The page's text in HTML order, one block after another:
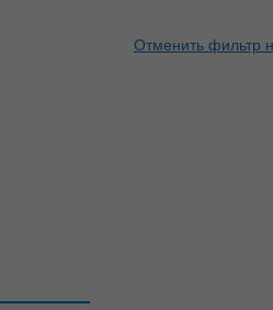
Отменить фильтр